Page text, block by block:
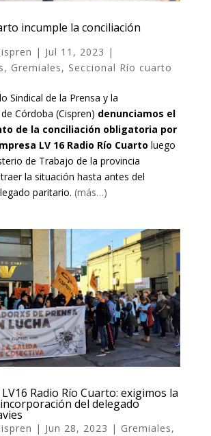
incumple la conciliación
| Jul 11, 2023 |
, Gremiales, Seccional Río cuarto
Sindical de la Prensa y la
Córdoba (Cispren) denunciamos el
de la conciliación obligatoria por
LV 16 Radio Río Cuarto luego
de Trabajo de la provincia
la situación hasta antes del
paritario. (más…)
Radio Río Cuarto: exigimos la
del delegado
| Jun 28, 2023 | Gremiales,